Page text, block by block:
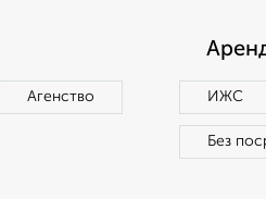
Агенство ИЖС
Без